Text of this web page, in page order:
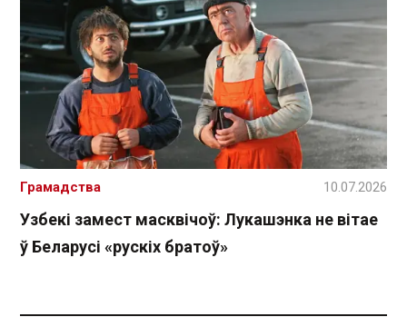
Узбекі замест масквічоў: Лукашэнка не вітае
ў Беларусі «рускіх братоў»
Грамадства 10.07.2026